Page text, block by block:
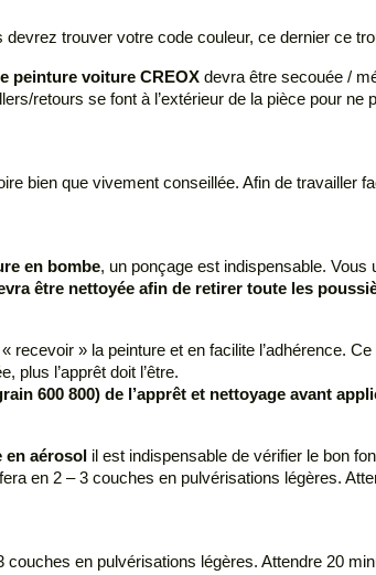
trouver votre code couleur, ce dernier ce
peinture voiture CREOX devra être secouée /
retours se font à l’extérieur de la pièce pour
bien que vivement conseillée. Afin de
en bombe, un ponçage est indispensable.
être nettoyée afin de retirer toute les
recevoir » la peinture et en facilite l’adhérence.
plus l’apprêt doit l’être.
600 800) de l’apprêt et nettoyage avant
en aérosol il est indispensable de vérifier le bon
en 2 – 3 couches en pulvérisations légères.
couches en pulvérisations légères. Attendre 20